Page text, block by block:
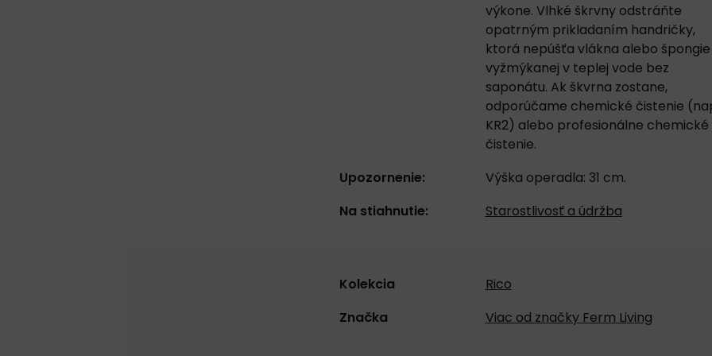
výkone. Vlhké škrvny odstráňte
opatrným prikladaním handričky,
ktorá nepúšťa vlákna alebo špongie
vyžmýkanej v teplej vode bez
saponátu. Ak škvrna zostane,
odporúčame chemické čistenie
KR2) alebo profesionálne chemické
čistenie.
Upozornenie:
Výška operadla: 31 cm.
Na stiahnutie:
Starostlivosť a údržba
Kolekcia
Rico
Značka
Viac od značky Ferm Living